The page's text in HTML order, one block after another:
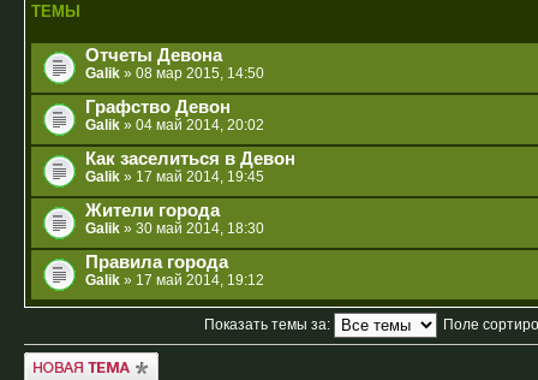
ТЕМЫ
Отчеты Девона
Galik » 08 мар 2015, 14:50
Графство Девон
Galik » 04 май 2014, 20:02
Как заселиться в Девон
Galik » 17 май 2014, 19:45
Жители города
Galik » 30 май 2014, 18:30
Правила города
Galik » 17 май 2014, 19:12
Показать темы за: Поле
Новая тема